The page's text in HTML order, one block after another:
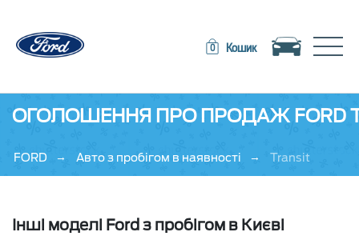
0 Кошик Toggle navigation
ОГОЛОШЕННЯ ПРО ПРОДАЖ FORD
FORD → Авто з пробігом в наявності → Transit
Інші моделі Ford з пробігом в Києві